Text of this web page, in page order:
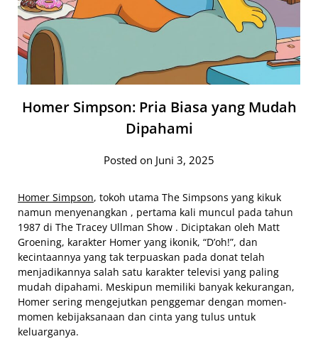
Homer Simpson: Pria Biasa yang Mudah
Dipahami
Posted on Juni 3, 2025
Homer Simpson, tokoh utama The Simpsons yang kikuk
namun menyenangkan , pertama kali muncul pada tahun
1987 di The Tracey Ullman Show . Diciptakan oleh Matt
Groening, karakter Homer yang ikonik, “D’oh!”, dan
kecintaannya yang tak terpuaskan pada donat telah
menjadikannya salah satu karakter televisi yang paling
mudah dipahami. Meskipun memiliki banyak kekurangan,
Homer sering mengejutkan penggemar dengan momen-
momen kebijaksanaan dan cinta yang tulus untuk
keluarganya.